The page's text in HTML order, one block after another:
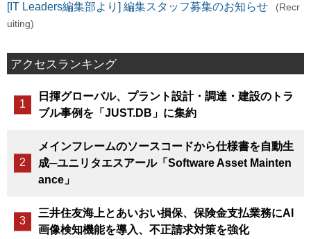
[IT Leaders編集部より] 編集スタッフ募集のお知らせ
(Recr
uiting)
アクセスランキング
日揮グローバル、プラント設計・調達・建設のトラ
ブル事例を「JUST.DB」に集約
メインフレームのソースコードから仕様書を自動生
成─ユニリタエスアール「Software Asset Mainten
ance」
三井住友海上とあいおい損保、保険金支払業務にAI
画像検知機能を導入、不正請求対策を強化